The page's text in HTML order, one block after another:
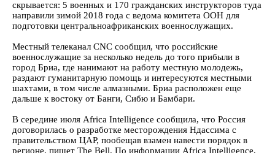
скрывается: 5 военных и 170 гражданских инструкторов туда
направили зимой 2018 года с ведома комитета ООН для
подготовки центральноафриканских военнослужащих.
Местный телеканал CNC сообщил, что российские
военнослужащие за несколько недель до того прибыли в
город Бриа, где нанимают на работу местную молодежь,
раздают гуманитарную помощь и интересуются местными
шахтами, в том числе алмазными. Бриа расположен еще
дальше к востоку от Банги, Сибю и Бамбари.
В середине июля Africa Intelligence сообщила, что Россия
договорилась о разработке месторождения Ндассима с
правительством ЦАР, пообещав взамен навести порядок в
регионе, пишет The Bell. По информации Africa Intelligence,